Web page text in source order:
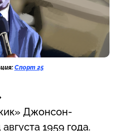
Спорт 25
Джонсон-
1959 года.